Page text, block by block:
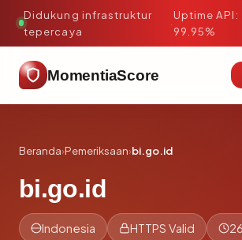
Didukung infrastruktur
tepercaya
·
Uptime API:
99.95%
MomentiaScore
Beranda›Pemeriksaan›bi.go.id
bi.go.id
Indonesia HTTPS Valid